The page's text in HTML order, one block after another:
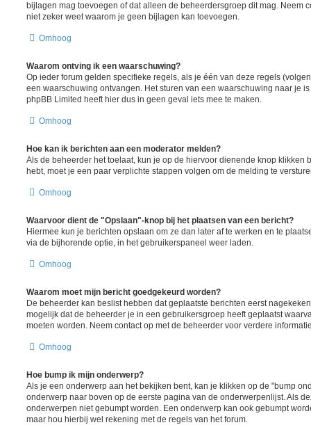
bijlagen mag toevoegen of dat alleen de beheerdersgroep dit mag. Neem
niet zeker weet waarom je geen bijlagen kan toevoegen.
Omhoog
Waarom ontving ik een waarschuwing?
Op ieder forum gelden specifieke regels, als je één van deze regels
een waarschuwing ontvangen. Het sturen van een waarschuwing naar je
phpBB Limited heeft hier dus in geen geval iets mee te maken.
Omhoog
Hoe kan ik berichten aan een moderator melden?
Als de beheerder het toelaat, kun je op de hiervoor dienende knop klikken
hebt, moet je een paar verplichte stappen volgen om de melding te
Omhoog
Waarvoor dient de "Opslaan"-knop bij het plaatsen van een bericht?
Hiermee kun je berichten opslaan om ze dan later af te werken en te
via de bijhorende optie, in het gebruikerspaneel weer laden.
Omhoog
Waarom moet mijn bericht goedgekeurd worden?
De beheerder kan beslist hebben dat geplaatste berichten eerst
mogelijk dat de beheerder je in een gebruikersgroep heeft geplaatst
moeten worden. Neem contact op met de beheerder voor verdere
Omhoog
Hoe bump ik mijn onderwerp?
Als je een onderwerp aan het bekijken bent, kan je klikken op de "bump
onderwerp naar boven op de eerste pagina van de onderwerpenlijst. Als
onderwerpen niet gebumpt worden. Een onderwerp kan ook gebumpt
maar hou hierbij wel rekening met de regels van het forum.